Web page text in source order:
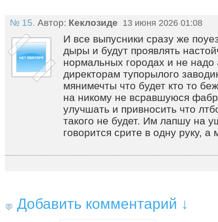
№ 15. Автор: Кеклозиде 13 июня 2026 01:08
И все выпусники сразу же
дыры и будут проявлять
нормальных городах и не
директорам тупорылого
мянимечты что будет кто то
на никому не всравшуюся
улучшать и привносить что
такого не будет. Им лапшу на
говорится срите в одну руку, а
Добавить комментарий ↓